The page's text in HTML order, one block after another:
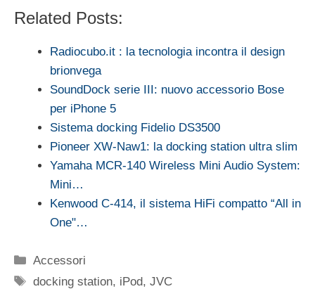
Related Posts:
Radiocubo.it : la tecnologia incontra il design
brionvega
SoundDock serie III: nuovo accessorio Bose
per iPhone 5
Sistema docking Fidelio DS3500
Pioneer XW-Naw1: la docking station ultra slim
Yamaha MCR-140 Wireless Mini Audio System:
Mini…
Kenwood C-414, il sistema HiFi compatto “All in
One"…
Categorie
Accessori
Tag
docking station, iPod,JVC